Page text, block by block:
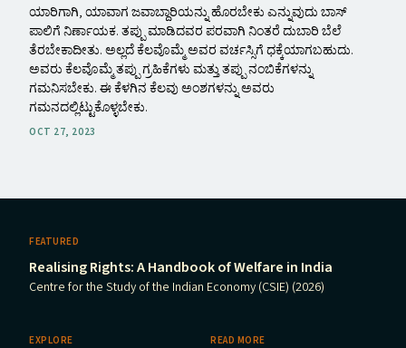
ಯಾರಿಗಾಗಿ, ಯಾವಾಗ ಜವಾಬ್ದಾರಿಯನ್ನು ಹೊರಬೇಕು ಎನ್ನುವುದು ಬಾಸ್
ಪಾಲಿಗೆ ನಿರ್ಣಾಯಕ. ತಪ್ಪು ಮಾಡಿದವರ ಪರವಾಗಿ ನಿಂತರೆ ದುಬಾರಿ ಬೆಲೆ
ತೆರಬೇಕಾದೀತು. ಅಲ್ಲದೆ ಕೆಲವೊಮ್ಮೆ ಅವರ ವರ್ಚಸ್ಸಿಗೆ ಧಕ್ಕೆಯಾಗಬಹುದು.
ಅವರು ಕೆಲವೊಮ್ಮೆ ತಪ್ಪು ಗ್ರಹಿಕೆಗಳು ಮತ್ತು ತಪ್ಪು ನಂಬಿಕೆಗಳನ್ನು
ಗಮನಿಸಬೇಕು. ಈ ಕೆಳಗಿನ ಕೆಲವು ಅಂಶಗಳನ್ನು ಅವರು
ಗಮನದಲ್ಲಿಟ್ಟುಕೊಳ್ಳಬೇಕು.
OCT 27, 2023
FEATURED
Realising Rights: A Handbook of Welfare in India
Centre for the Study of the Indian Economy (CSIE) (2026)
EXPLORE READ MORE